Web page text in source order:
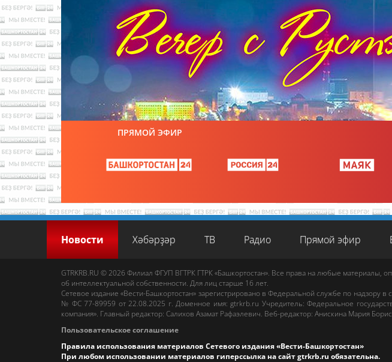
ПРЯМОЙ ЭФИР
Новости Хәбәрҙәр ТВ Радио Прямой эфир
GTRKRB.RU © 2026 Филиал ФГУП ВГТРК ГТРК «Башкортостан». Все права на любые материалы,
об интеллектуальной собственности. Для лиц старше 16 лет.
Сетевое издание «Вести-Башкортостан» зарегистрировано в Федеральной службе по надзору
№ ФС 77-89959 от 22.08.2025 г. Доменное имя:gtrkrb.ru Учредитель: Федеральное
компания». Главный редактор: Салихов Азамат Рафаэлевич. Веб-редактор: Анискина Мария
Пользовательское соглашение
Правила использования материалов Сетевого издания «Вести-Башкортостан»
При любом использовании материалов гиперссылка на сайтgtrkrb.ru обязательна.